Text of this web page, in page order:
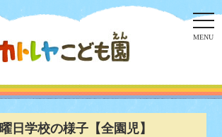
MENU
日学校の様子【全園児】